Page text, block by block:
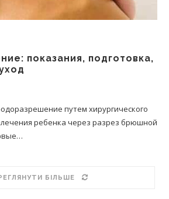
показания, подготовка,
путем хирургического
ребенка через разрез брюшной
БІЛЬШЕ